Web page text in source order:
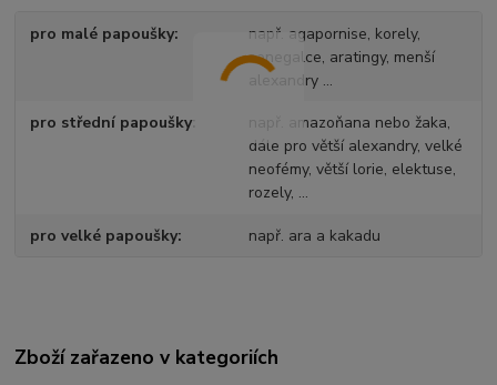
pro malé papoušky
např. agapornise, korely,
senegalce, aratingy, menší
alexandry ...
pro střední papoušky
např. amazoňana nebo žaka,
dále pro větší alexandry, velké
neofémy, větší lorie, elektuse,
rozely, ...
pro velké papoušky např. ara a kakadu
Zboží zařazeno v kategoriích